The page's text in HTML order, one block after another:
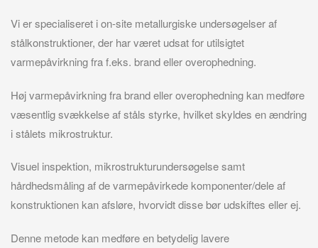
Vi er specialiseret i on-site metallurgiske undersøgelser af
stålkonstruktioner, der har været udsat for utilsigtet
varmepåvirkning fra f.eks. brand eller overophedning.
Høj varmepåvirkning fra brand eller overophedning kan medføre
væsentlig svækkelse af ståls styrke, hvilket skyldes en ændring
i stålets mikrostruktur.
Visuel inspektion, mikrostrukturundersøgelse samt
hårdhedsmåling af de varmepåvirkede komponenter/dele af
konstruktionen kan afsløre, hvorvidt disse bør udskiftes eller ej.
Denne metode kan medføre en betydelig lavere